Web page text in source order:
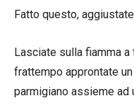
Fatto questo,
Lasciate sulla fiamma a
frattempo approntate
parmigiano assieme ad